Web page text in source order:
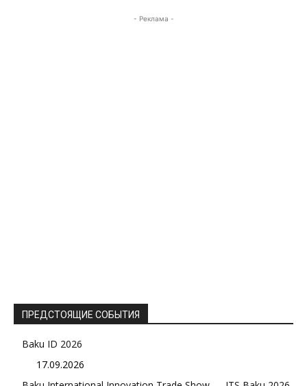
- Реклама -
ПРЕДСТОЯЩИЕ СОБЫТИЯ
Baku ID 2026
17.09.2026